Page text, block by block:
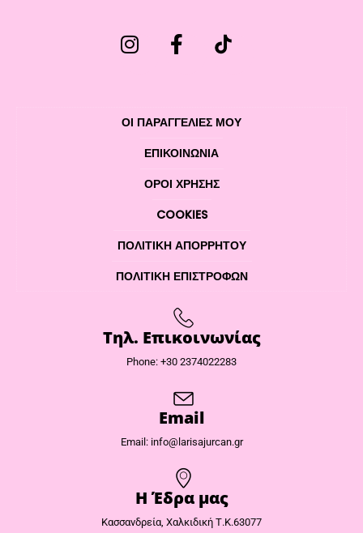
ΟΙ ΠΑΡΑΓΓΕΛΙΕΣ ΜΟΥ
ΕΠΙΚΟΙΝΩΝΊΑ
ΌΡΟΙ ΧΡΉΣΗΣ
COOKIES
ΠΟΛΙΤΙΚΉ ΑΠΟΡΡΉΤΟΥ
ΠΟΛΙΤΙΚΉ ΕΠΙΣΤΡΟΦΏΝ
Τηλ. Επικοινωνίας
Phone: +30 2374022283
Email
Email: info@larisajurcan.gr
Η Έδρα μας​
Κασσανδρεία, Χαλκιδική Τ.Κ.63077